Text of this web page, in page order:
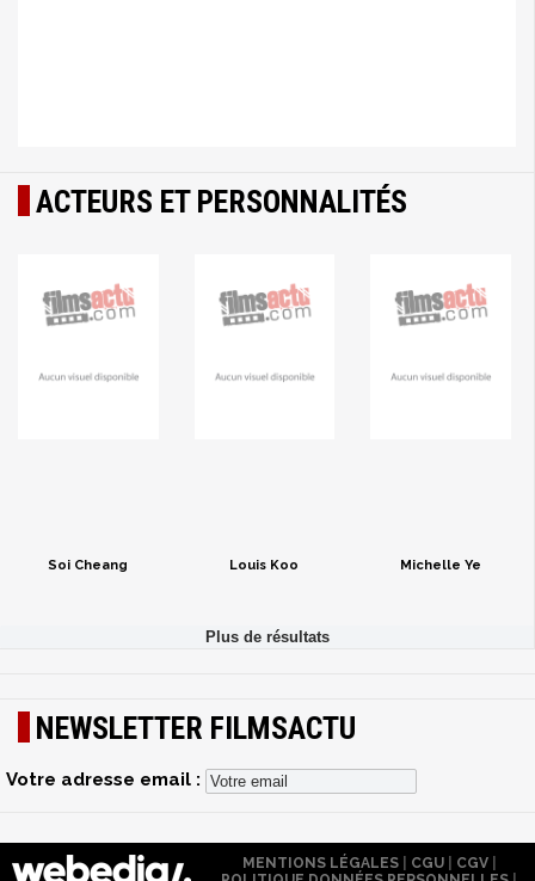
ACTEURS ET PERSONNALITÉS
Soi Cheang Louis Koo Michelle Ye
NEWSLETTER FILMSACTU
Votre adresse email :
MENTIONS LÉGALES| CGU| CGV|